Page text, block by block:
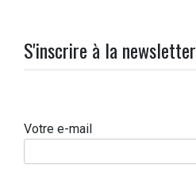
S'inscrire à la newsletter
Votre e-mail